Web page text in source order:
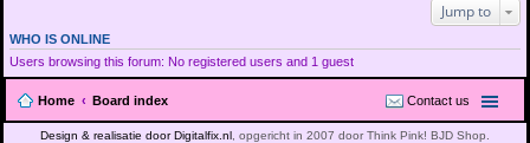
Jump to
WHO IS ONLINE
Users browsing this forum: No registered users and 1 guest
Home Board index Contact us
Design & realisatie door Digitalfix.nl , opgericht in 2007 door Think Pink! BJD Shop.